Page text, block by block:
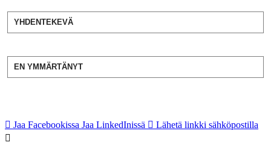
YHDENTEKEVÄ
EN YMMÄRTÄNYT
Jaa Facebookissa Jaa LinkedInissä Lähetä linkki sähköpostilla